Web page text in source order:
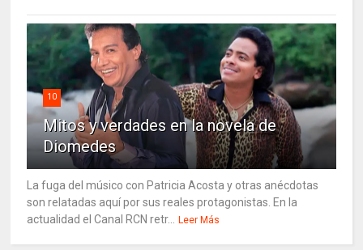
10
Mitos y verdades en la novela de
Diomedes
La fuga del músico con Patricia Acosta y otras anécdotas
son relatadas aquí por sus reales protagonistas. En la
actualidad el Canal RCN retr... Leer Más